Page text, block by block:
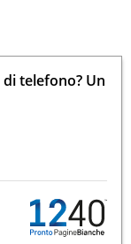
telefono? Un